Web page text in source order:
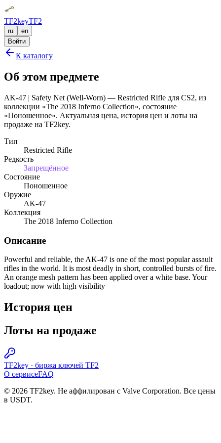
TF2keyTF2
ru
en
Войти
К каталогу
Об этом предмете
AK-47 | Safety Net (Well-Worn) — Restricted Rifle для CS2, из
коллекции «The 2018 Inferno Collection», состояние
«Поношенное». Актуальная цена, история цен и лоты на
продаже на TF2key.
Тип
Restricted Rifle
Редкость
Запрещённое
Состояние
Поношенное
Оружие
AK-47
Коллекция
The 2018 Inferno Collection
Описание
Powerful and reliable, the AK-47 is one of the most popular assault
rifles in the world. It is most deadly in short, controlled bursts of fire.
An orange mesh pattern has been applied over a white base. Your
loadout; now with high visibility
История цен
Лоты на продаже
TF2key · биржа ключей TF2
О сервисеFAQ
© 2026 TF2key. Не аффилирован с Valve Corporation. Все цены
в USDT.